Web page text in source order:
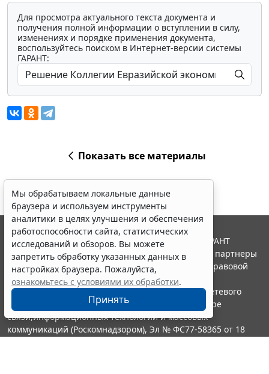
Для просмотра актуального текста документа и
получения полной информации о вступлении в силу,
изменениях и порядке применения документа,
воспользуйтесь поиском в Интернет-версии системы
ГАРАНТ:
Показать все материалы
Мы обрабатываем локальные данные
браузера и используем инструменты
аналитики в целях улучшения и обеспечения
работоспособности сайта, статистических
исследований и обзоров. Вы можете
запретить обработку указанных данных в
настройках браузера. Пожалуйста,
ознакомьтесь с условиями их обработки.
Принять
© ООО "НПП "ГАРАНТ-СЕРВИС", 2026. Система ГАРАНТ
выпускается с 1990 года. Компания "Гарант" и ее партнеры
являются участниками Российской ассоциации правовой
информации ГАРАНТ.
Портал ГАРАНТ.РУ зарегистрирован в качестве сетевого
издания Федеральной службой по надзору в сфере
связи,информационных технологий и массовых
коммуникаций (Роскомнадзором), Эл № ФС77-58365 от 18